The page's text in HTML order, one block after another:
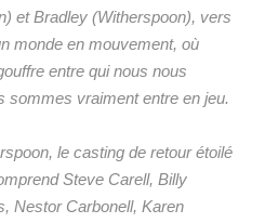
et Bradley (Witherspoon), vers
monde en mouvement, où
entre qui nous nous
sommes vraiment entre en jeu.
le casting de retour étoilé
Steve Carell, Billy
Nestor Carbonell, Karen